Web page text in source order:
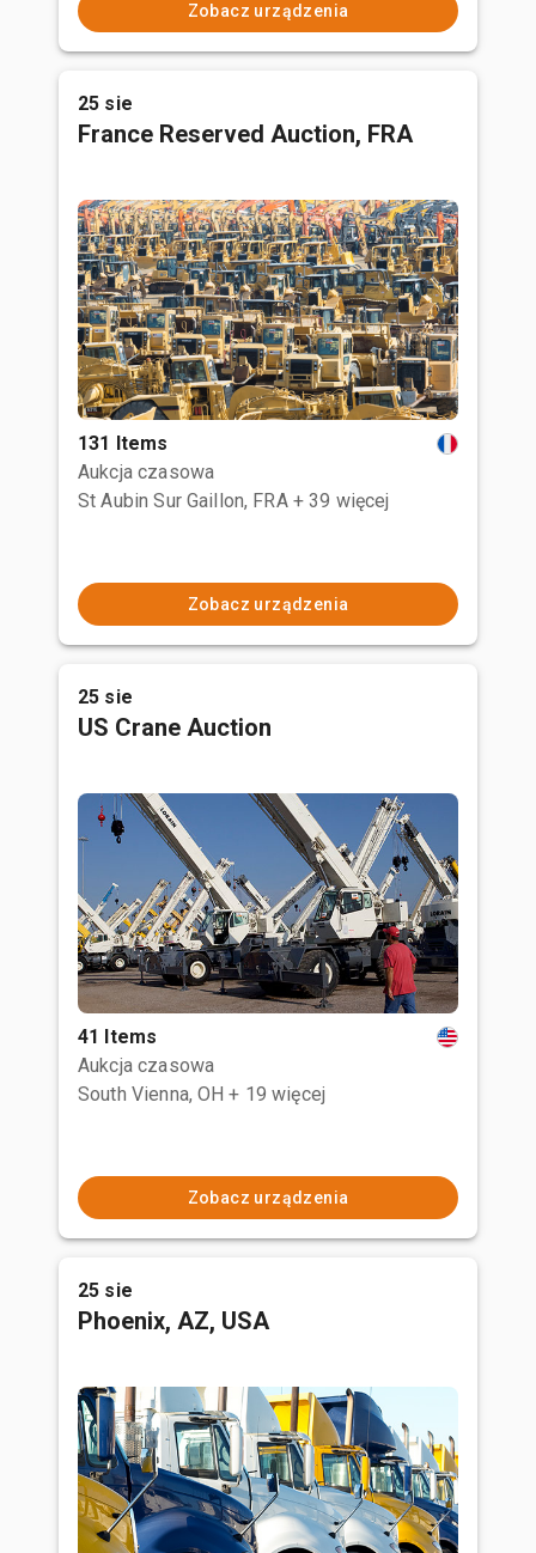
Zobacz urządzenia
25 sie
France Reserved Auction, FRA
131 Items
Aukcja czasowa
St Aubin Sur Gaillon, FRA + 39 więcej
Zobacz urządzenia
25 sie
US Crane Auction
41 Items
Aukcja czasowa
South Vienna, OH + 19 więcej
Zobacz urządzenia
25 sie
Phoenix, AZ, USA